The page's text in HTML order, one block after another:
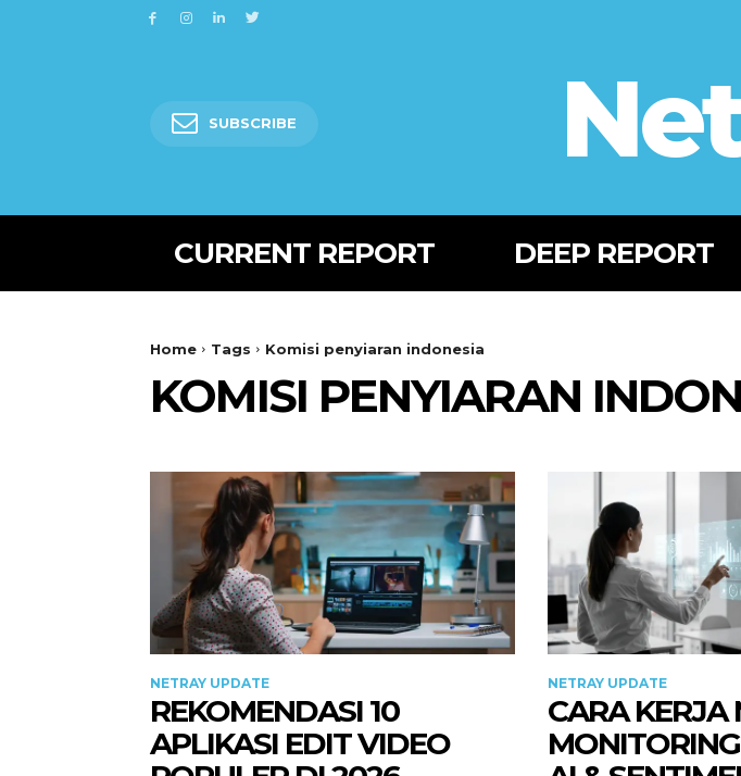
SUBSCRIBE
CURRENT REPORT DEEP REPORT
Home Tags Komisi penyiaran indonesia
KOMISI PENYIARAN
NETRAY UPDATE
REKOMENDASI 10
APLIKASI EDIT VIDEO
NETRAY UPDATE
CARA KERJA